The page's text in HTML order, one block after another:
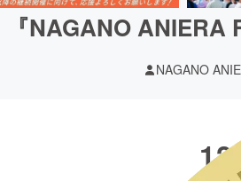
『NAGANO
NAGANO